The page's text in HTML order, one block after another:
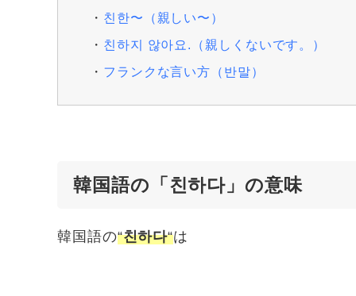
친한〜（親しい〜）
친하지 않아요.（親しくないです。）
フランクな言い方（반말）
韓国語の「친하다」の意味
韓国語の“친하다“は